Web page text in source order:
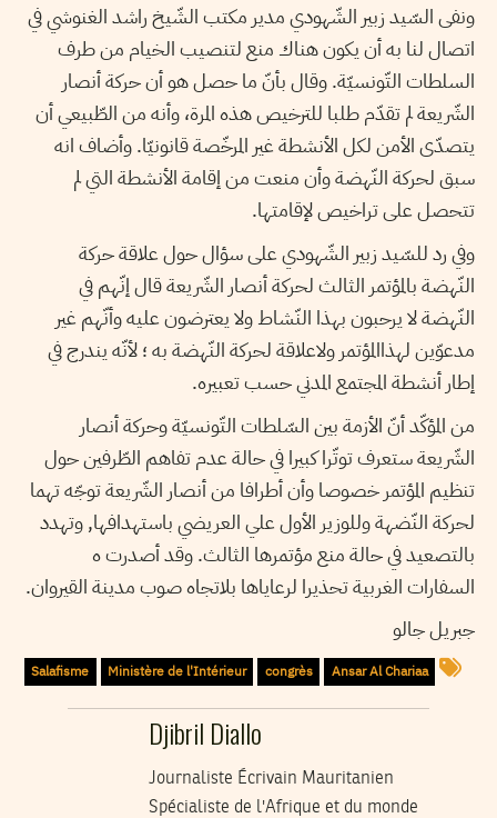
ونفى السّيد زبير الشّهودي مدير مكتب الشّيخ راشد الغنوشي في
اتصال لنا به أن يكون هناك منع لتنصيب الخيام من طرف
السلطات التّونسيّة. وقال بأنّ ما حصل هو أن حركة أنصار
الشّريعة لم تقدّم طلبا للترخيص هذه المرة، وأنه من الطّبيعي أن
يتصدّى الأمن لكل الأنشطة غير المرخّصة قانونيّا. وأضاف انه
سبق لحركة النّهضة وأن منعت من إقامة الأنشطة التي لم
تتحصل على تراخيص لإقامتها.
وفي رد للسّيد زبير الشّهودي على سؤال حول علاقة حركة
النّهضة بالمؤتمر الثالث لحركة أنصار الشّريعة قال إنّهم في
النّهضة لا يرحبون بهذا النّشاط ولا يعترضون عليه وأنّهم غير
مدعوّين لهذاالمؤتمر ولاعلاقة لحركة النّهضة به ؛ ﻷنّه يندرج في
إطار أنشطة المجتمع المدني حسب تعبيره.
من المؤكّد أنّ الأزمة بين السّلطات التّونسيّة وحركة أنصار
الشّريعة ستعرف توتّرا كبيرا في حالة عدم تفاهم الطّرفين حول
تنظيم المؤتمر خصوصا وأن أطرافا من أنصار الشّريعة توجّه تهما
لحركة النّضهة وللوزير الأول علي العريضي باستهدافها, وتهدد
بالتصعيد في حالة منع مؤتمرها الثالث. وقد أصدرت ه
السفارات الغربية تحذيرا لرعاياها بلاتجاه صوب مدينة القيروان.
جبريل جالو
Ansar Al Chariaa
congrès
Ministère de l'Intérieur
Salafisme
Djibril Diallo
Journaliste Écrivain Mauritanien
Spécialiste de l'Afrique et du monde